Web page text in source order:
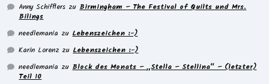
Anny Schifflers zu Birmingham – The Festival of Quilts und Mrs.
Bilings
needlemania zu Lebenszeichen :-)
Karin Lorenz zu Lebenszeichen :-)
needlemania zu Block des Monats – „Stella – Stellina“ – (letzter)
Teil 10